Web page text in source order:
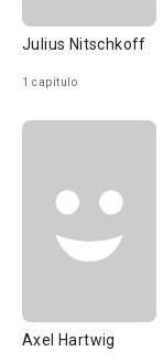
Julius Nitschkoff
1 capítulo
Axel Hartwig